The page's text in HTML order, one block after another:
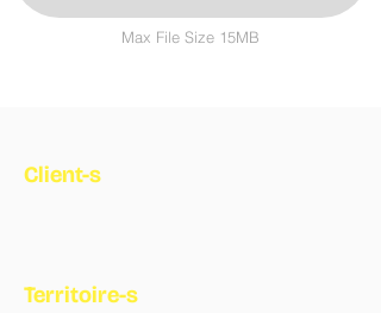
Max File Size 15MB
Client-s
Territoire-s